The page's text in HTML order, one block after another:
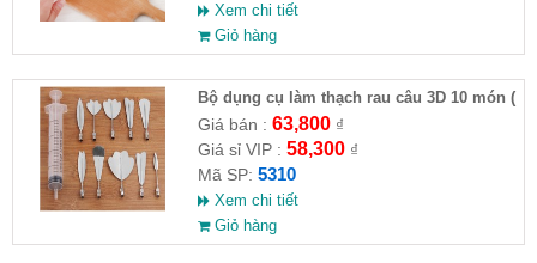
Xem chi tiết
Giỏ hàng
Bộ dụng cụ làm thạch rau câu 3D 10 món (
HĐ )
Giá bán : 63,800₫
Giá sỉ VIP : 58,300₫
Mã SP: 5310
Xem chi tiết
Giỏ hàng